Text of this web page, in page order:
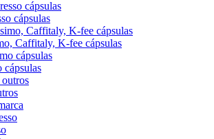
cápsulas
Caffitaly, K-fee cápsulas
cápsulas